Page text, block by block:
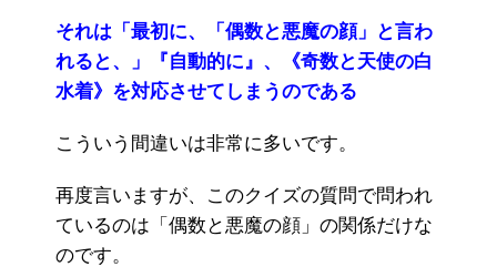
それは「最初に、「偶数と悪魔の顔」と言わ
れると、」『自動的に』、《奇数と天使の白
水着》を対応させてしまうのである
こういう間違いは非常に多いです。
再度言いますが、このクイズの質問で問われ
ているのは「偶数と悪魔の顔」の関係だけな
のです。